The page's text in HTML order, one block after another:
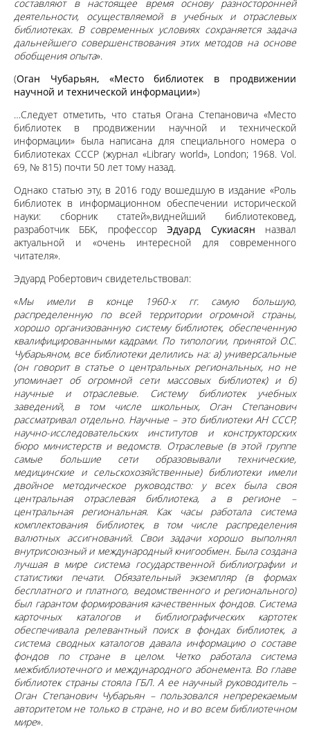
составляют в настоящее время основу разносторонней
деятельности, осуществляемой в учебных и отраслевых
библиотеках. В современных условиях сохраняется задача
дальнейшего совершенствования этих методов на основе
обобщения опыта».
(Оган Чубарьян, «Место библиотек в продвижении
научной и технической информации»)
…Следует отметить, что статья Огана Степановича «Место
библиотек в продвижении научной и технической
информации» была написана для специального номера о
библиотеках СССР (журнал «Library world», London; 1968. Vol.
69, № 815) почти 50 лет тому назад.
Однако статью эту, в 2016 году вошедшую в издание «Роль
библиотек в информационном обеспечении исторической
науки: сборник статей»,виднейший библиотековед,
разработчик ББК, профессорЭдуард Сукиасян назвал
актуальной и «очень интересной для современного
читателя».
Эдуард Робертович свидетельствовал:
«Мы имели в конце 1960-х гг. самую большую,
распределенную по всей территории огромной страны,
хорошо организованную систему библиотек, обеспеченную
квалифицированными кадрами. По типологии, принятой О.С.
Чубарьяном, все библиотеки делились на: а) универсальные
(он говорит в статье о центральных региональных, но не
упоминает об огромной сети массовых библиотек) и б)
научные и отраслевые. Систему библиотек учебных
заведений, в том числе школьных, Оган Степанович
рассматривал отдельно. Научные – это библиотеки АН СССР,
научно-исследовательских институтов и конструкторских
бюро министерств и ведомств. Отраслевые (в этой группе
самые большие сети образовывали технические,
медицинские и сельскохозяйственные) библиотеки имели
двойное методическое руководство: у всех была своя
центральная отраслевая библиотека, а в регионе –
центральная региональная. Как часы работала система
комплектования библиотек, в том числе распределения
валютных ассигнований. Свои задачи хорошо выполнял
внутрисоюзный и международный книгообмен. Была создана
лучшая в мире система государственной библиографии и
статистики печати. Обязательный экземпляр (в формах
бесплатного и платного, ведомственного и регионального)
был гарантом формирования качественных фондов. Система
карточных каталогов и библиографических картотек
обеспечивала релевантный поиск в фондах библиотек, а
система сводных каталогов давала информацию о составе
фондов по стране в целом. Четко работала система
межбиблиотечного и международного абонемента. Во главе
библиотек страны стояла ГБЛ. А ее научный руководитель –
Оган Степанович Чубарьян – пользовался непререкаемым
авторитетом не только в стране, но и во всем библиотечном
мире».